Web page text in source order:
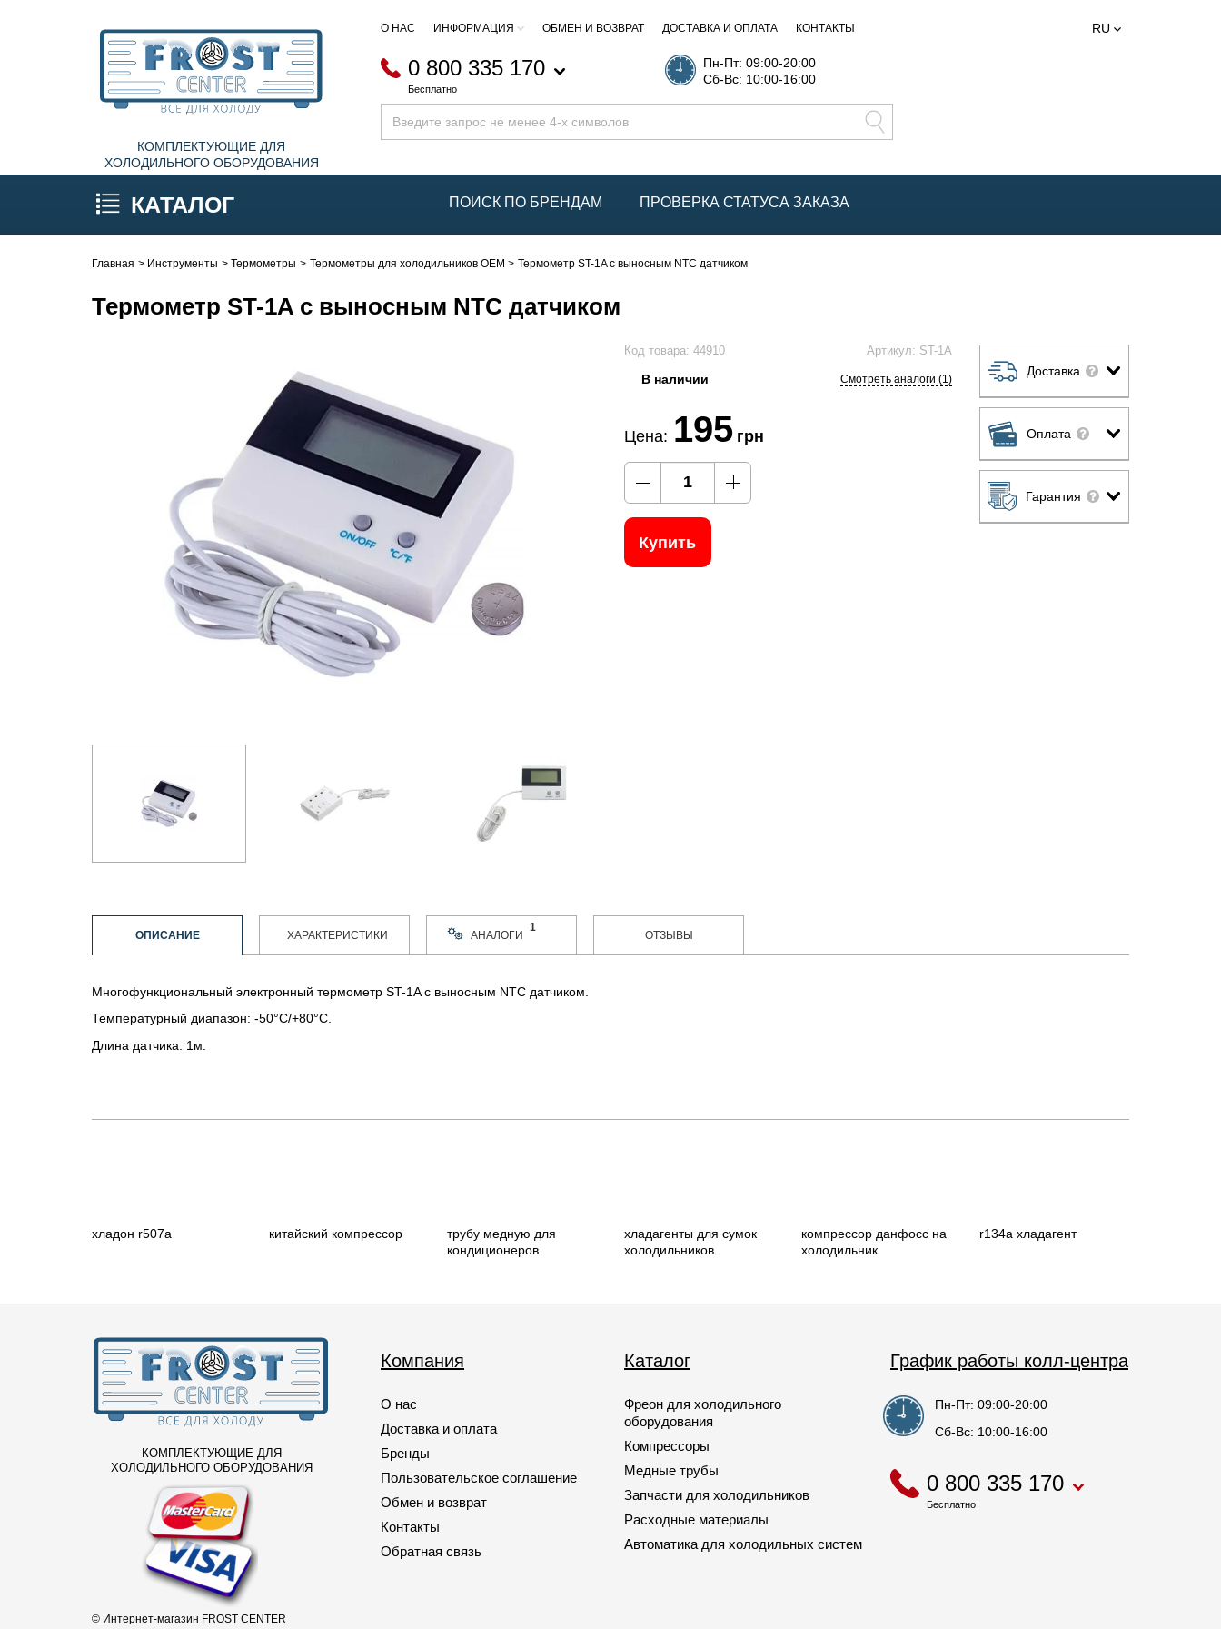
КОМПЛЕКТУЮЩИЕ ДЛЯ
ХОЛОДИЛЬНОГО ОБОРУДОВАНИЯ
О НАС ИНФОРМАЦИЯ ОБМЕН И ВОЗВРАТ ДОСТАВКА И ОПЛАТА КОНТАКТЫ
0 800 335 170
Бесплатно
Пн-Пт: 09:00-20:00
Сб-Вс: 10:00-16:00
RU
КАТАЛОГ ПОИСК ПО БРЕНДАМ ПРОВЕРКА СТАТУСА ЗАКАЗА
Главная Инструменты Термометры Термометры для холодильников OEM Термометр ST-1A с выносным NTC датчиком
Термометр ST-1A с выносным NTC датчиком
Код товара: 44910 Артикул: ST-1A
В наличии Смотреть аналоги (1)
Цена: 195 грн
Купить
Доставка
Оплата
Гарантия
ОПИСАНИЕ
Многофункциональный электронный термометр ST-1A с выносным NTC датчиком.
Температурный диапазон: -50°C/+80°C.
Длина датчика: 1м.
ХАРАКТЕРИСТИКИ АНАЛОГИ
1
ОТЗЫВЫ
хладон r507a китайский компрессор
трубу медную для
кондиционеров
хладагенты для сумок
холодильников
компрессор данфосс на
холодильник
r134a хладагент
КОМПЛЕКТУЮЩИЕ ДЛЯ
ХОЛОДИЛЬНОГО ОБОРУДОВАНИЯ
© Интернет-магазин FROST CENTER
Компания
О нас
Доставка и оплата
Бренды
Пользовательское соглашение
Обмен и возврат
Контакты
Обратная связь
Каталог
Фреон для холодильного
оборудования
Компрессоры
Медные трубы
Запчасти для холодильников
Расходные материалы
Автоматика для холодильных систем
График работы колл-центра
Пн-Пт: 09:00-20:00
Сб-Вс: 10:00-16:00
0 800 335 170
Бесплатно